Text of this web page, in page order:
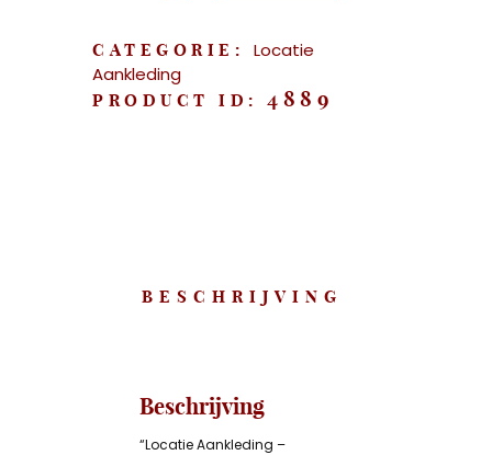
CATEGORIE: Locatie
Aankleding
PRODUCT ID: 4889
BESCHRIJVING
Beschrijving
“Locatie Aankleding –